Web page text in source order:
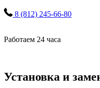
8 (812) 245-66-80
Работаем 24 часа
Установка и